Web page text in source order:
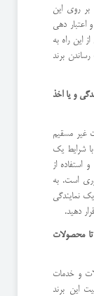
بر روی این
اعتبار دهی
این راه به
برند
و یا اخذ
غیر مسقیم
شرایط یک
از
است. به
نمایندگی
دهید.
تا محصولات
و خدمات
این برند